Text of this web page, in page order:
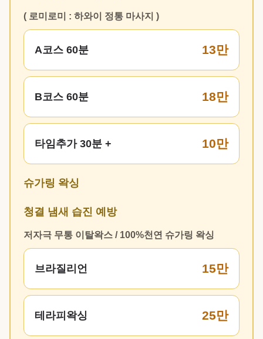
( 로미로미 : 하와이 정통 마사지 )
A코스 60분 13만
B코스 60분 18만
타임추가 30분 + 10만
슈가링 왁싱
청결 냄새 습진 예방
저자극 무통 이탈왁스 / 100%천연 슈가링 왁싱
브라질리언 15만
테라피왁싱 25만